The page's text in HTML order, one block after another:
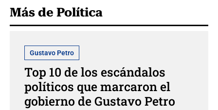
Más de Política
Gustavo Petro
Top 10 de los escándalos
políticos que marcaron el
gobierno de Gustavo Petro